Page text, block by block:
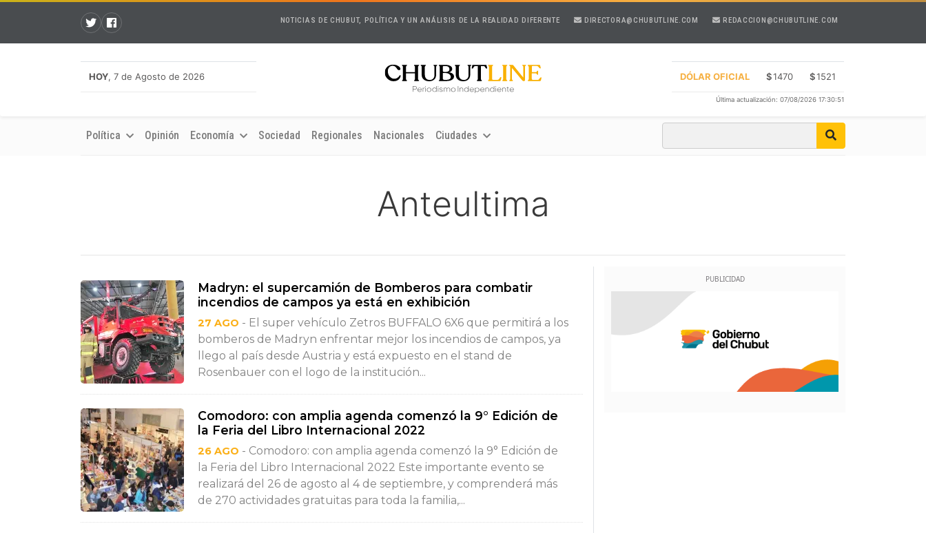
NOTICIAS DE CHUBUT, POLÍTICA Y UN ANÁLISIS DE LA REALIDAD DIFERENTE DIRECTORA@CHUBUTLINE.COM REDACCION@CHUBUTLINE.COM
HOY, 7 de Agosto de 2026 DÓLAR OFICIAL $1470 $1521
Última actualización: 07/08/2026 17:30:51
Política Opinión Economía Sociedad Regionales Nacionales Ciudades
Anteultima
Madryn: el supercamión de Bomberos para combatir
incendios de campos ya está en exhibición
27 AGO - El super vehículo Zetros BUFFALO 6X6 que permitirá a los
bomberos de Madryn enfrentar mejor los incendios de campos, ya
llego al país desde Austria y está expuesto en el stand de
Rosenbauer con el logo de la institución...
Comodoro: con amplia agenda comenzó la 9° Edición de
la Feria del Libro Internacional 2022
26 AGO - Comodoro: con amplia agenda comenzó la 9° Edición de
la Feria del Libro Internacional 2022 Este importante evento se
realizará del 26 de agosto al 4 de septiembre, y comprenderá más
de 270 actividades gratuitas para toda la familia,...